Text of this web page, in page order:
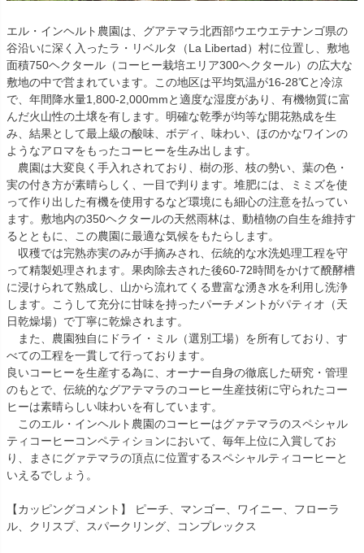
エル・インヘルト農園は、グアテマラ北西部ウエウエテナンゴ県の
谷沿いに深く入ったラ・リベルタ（La Libertad）村に位置し、敷地
面積750ヘクタール（コーヒー栽培エリア300ヘクタール）の広大な
敷地の中で営まれています。この地区は平均気温が16-28℃と冷涼
で、年間降水量1,800-2,000mmと適度な湿度があり、有機物質に富
んだ火山性の土壌を有します。明確な乾季が均等な開花熟成を生
み、結果として最上級の酸味、ボディ、味わい、ほのかなワインの
ようなアロマをもったコーヒーを生み出します。
農園は大変良く手入れされており、樹の形、枝の勢い、葉の色・
実の付き方が素晴らしく、一目で判ります。堆肥には、ミミズを使
って作り出した有機を使用するなど環境にも細心の注意を払ってい
ます。敷地内の350ヘクタールの天然雨林は、動植物の自生を維持す
るとともに、この農園に最適な気候をもたらします。
収穫では完熟赤実のみが手摘みされ、伝統的な水洗処理工程を守
って精製処理されます。果肉除去された後60-72時間をかけて醗酵槽
に浸けられて熟成し、山から流れてくる豊富な湧き水を利用し洗浄
します。こうして充分に甘味を持ったパーチメントがパティオ（天
日乾燥場）で丁寧に乾燥されます。
また、農園独自にドライ・ミル（選別工場）を所有しており、す
べての工程を一貫して行っております。
良いコーヒーを生産する為に、オーナー自身の徹底した研究・管理
のもとで、伝統的なグアテマラのコーヒー生産技術に守られたコー
ヒーは素晴らしい味わいを有しています。
このエル・インヘルト農園のコーヒーはグァテマラのスペシャル
ティコーヒーコンペティションにおいて、毎年上位に入賞してお
り、まさにグァテマラの頂点に位置するスペシャルティコーヒーと
いえるでしょう。
【カッピングコメント】 ピーチ、マンゴー、ワイニー、フローラ
ル、クリスプ、スパークリング、コンプレックス